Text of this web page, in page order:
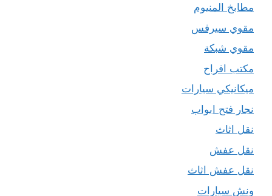
مطابخ المنيوم
مقوي سيرفس
مقوي شبكة
مكتب افراح
ميكانيكي سيارات
نجار فتح ابواب
نقل اثاث
نقل عفش
نقل عفش اثاث
ونش سيارات